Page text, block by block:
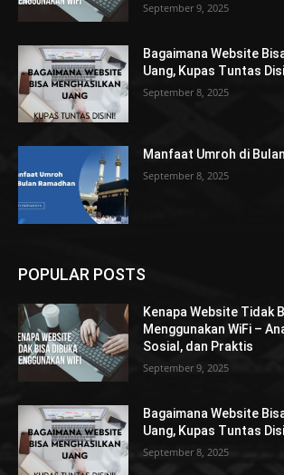
September 9, 2025
Bagaimana Website
Uang, Kupas Tuntas
September 8, 2025
Manfaat Umroh di
September 8, 2025
POPULAR POSTS
Kenapa Website Tidak
Menggunakan WiFi –
Sosial, dan Praktis
September 9, 2025
Bagaimana Website
Uang, Kupas Tuntas
September 8, 2025